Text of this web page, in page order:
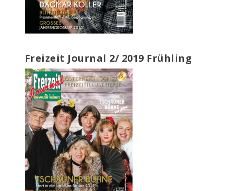
Freizeit Journal 2/ 2019 Frühling